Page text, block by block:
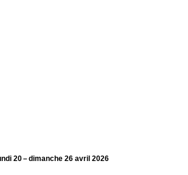
20 – dimanche 26 avril 2026